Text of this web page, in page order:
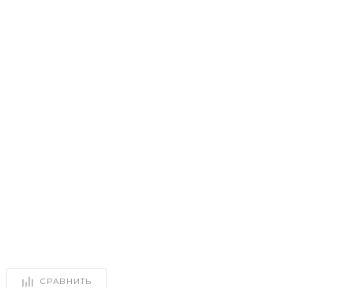
СРАВНИТЬ